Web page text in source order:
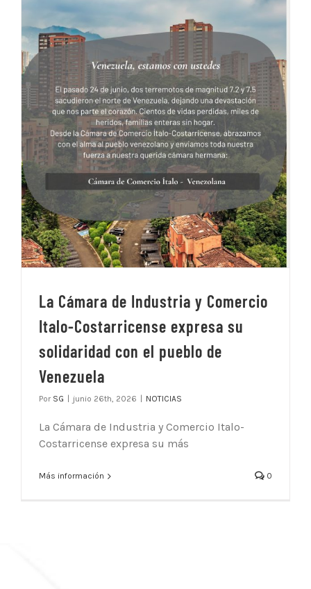
La Cámara de Industria y Comercio
Italo-Costarricense expresa su
solidaridad con el pueblo de
Venezuela
Por SG | junio 26th, 2026 | NOTICIAS
La Cámara de Industria y Comercio Italo-
Costarricense expresa su más
Más información 0